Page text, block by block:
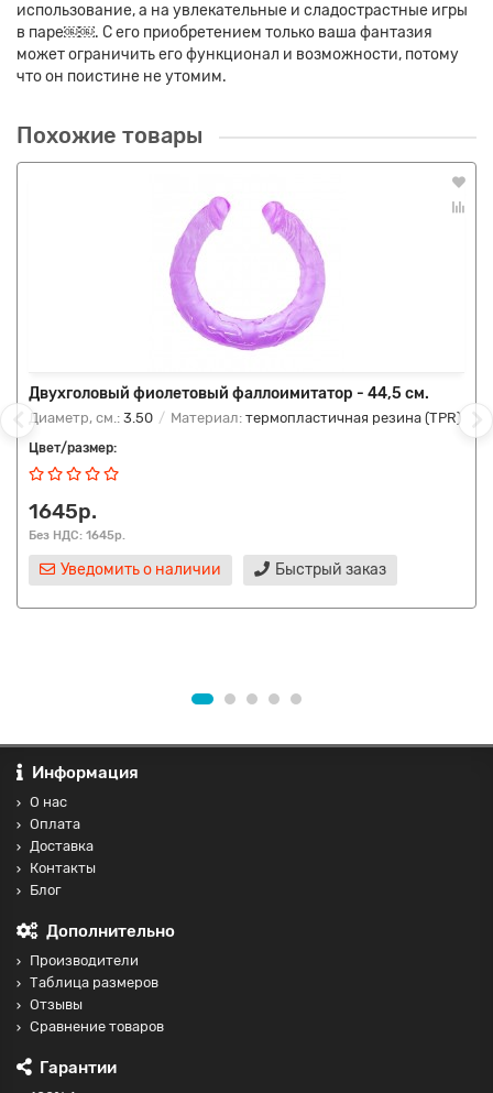
использование, а на увлекательные и сладострастные игры
в паре￼￼. С его приобретением только ваша фантазия
может ограничить его функционал и возможности, потому
что он поистине не утомим.
Похожие товары
Двухголовый фиолетовый фаллоимитатор - 44,5 см.
Диаметр, см.: 3.50 Материал: термопластичная резина (TPR)
Цвет/размер:
1645р.
Без НДС: 1645р.
Уведомить о наличии Быстрый заказ
Информация
О нас
Оплата
Доставка
Контакты
Блог
Дополнительно
Производители
Таблица размеров
Отзывы
Сравнение товаров
Гарантии